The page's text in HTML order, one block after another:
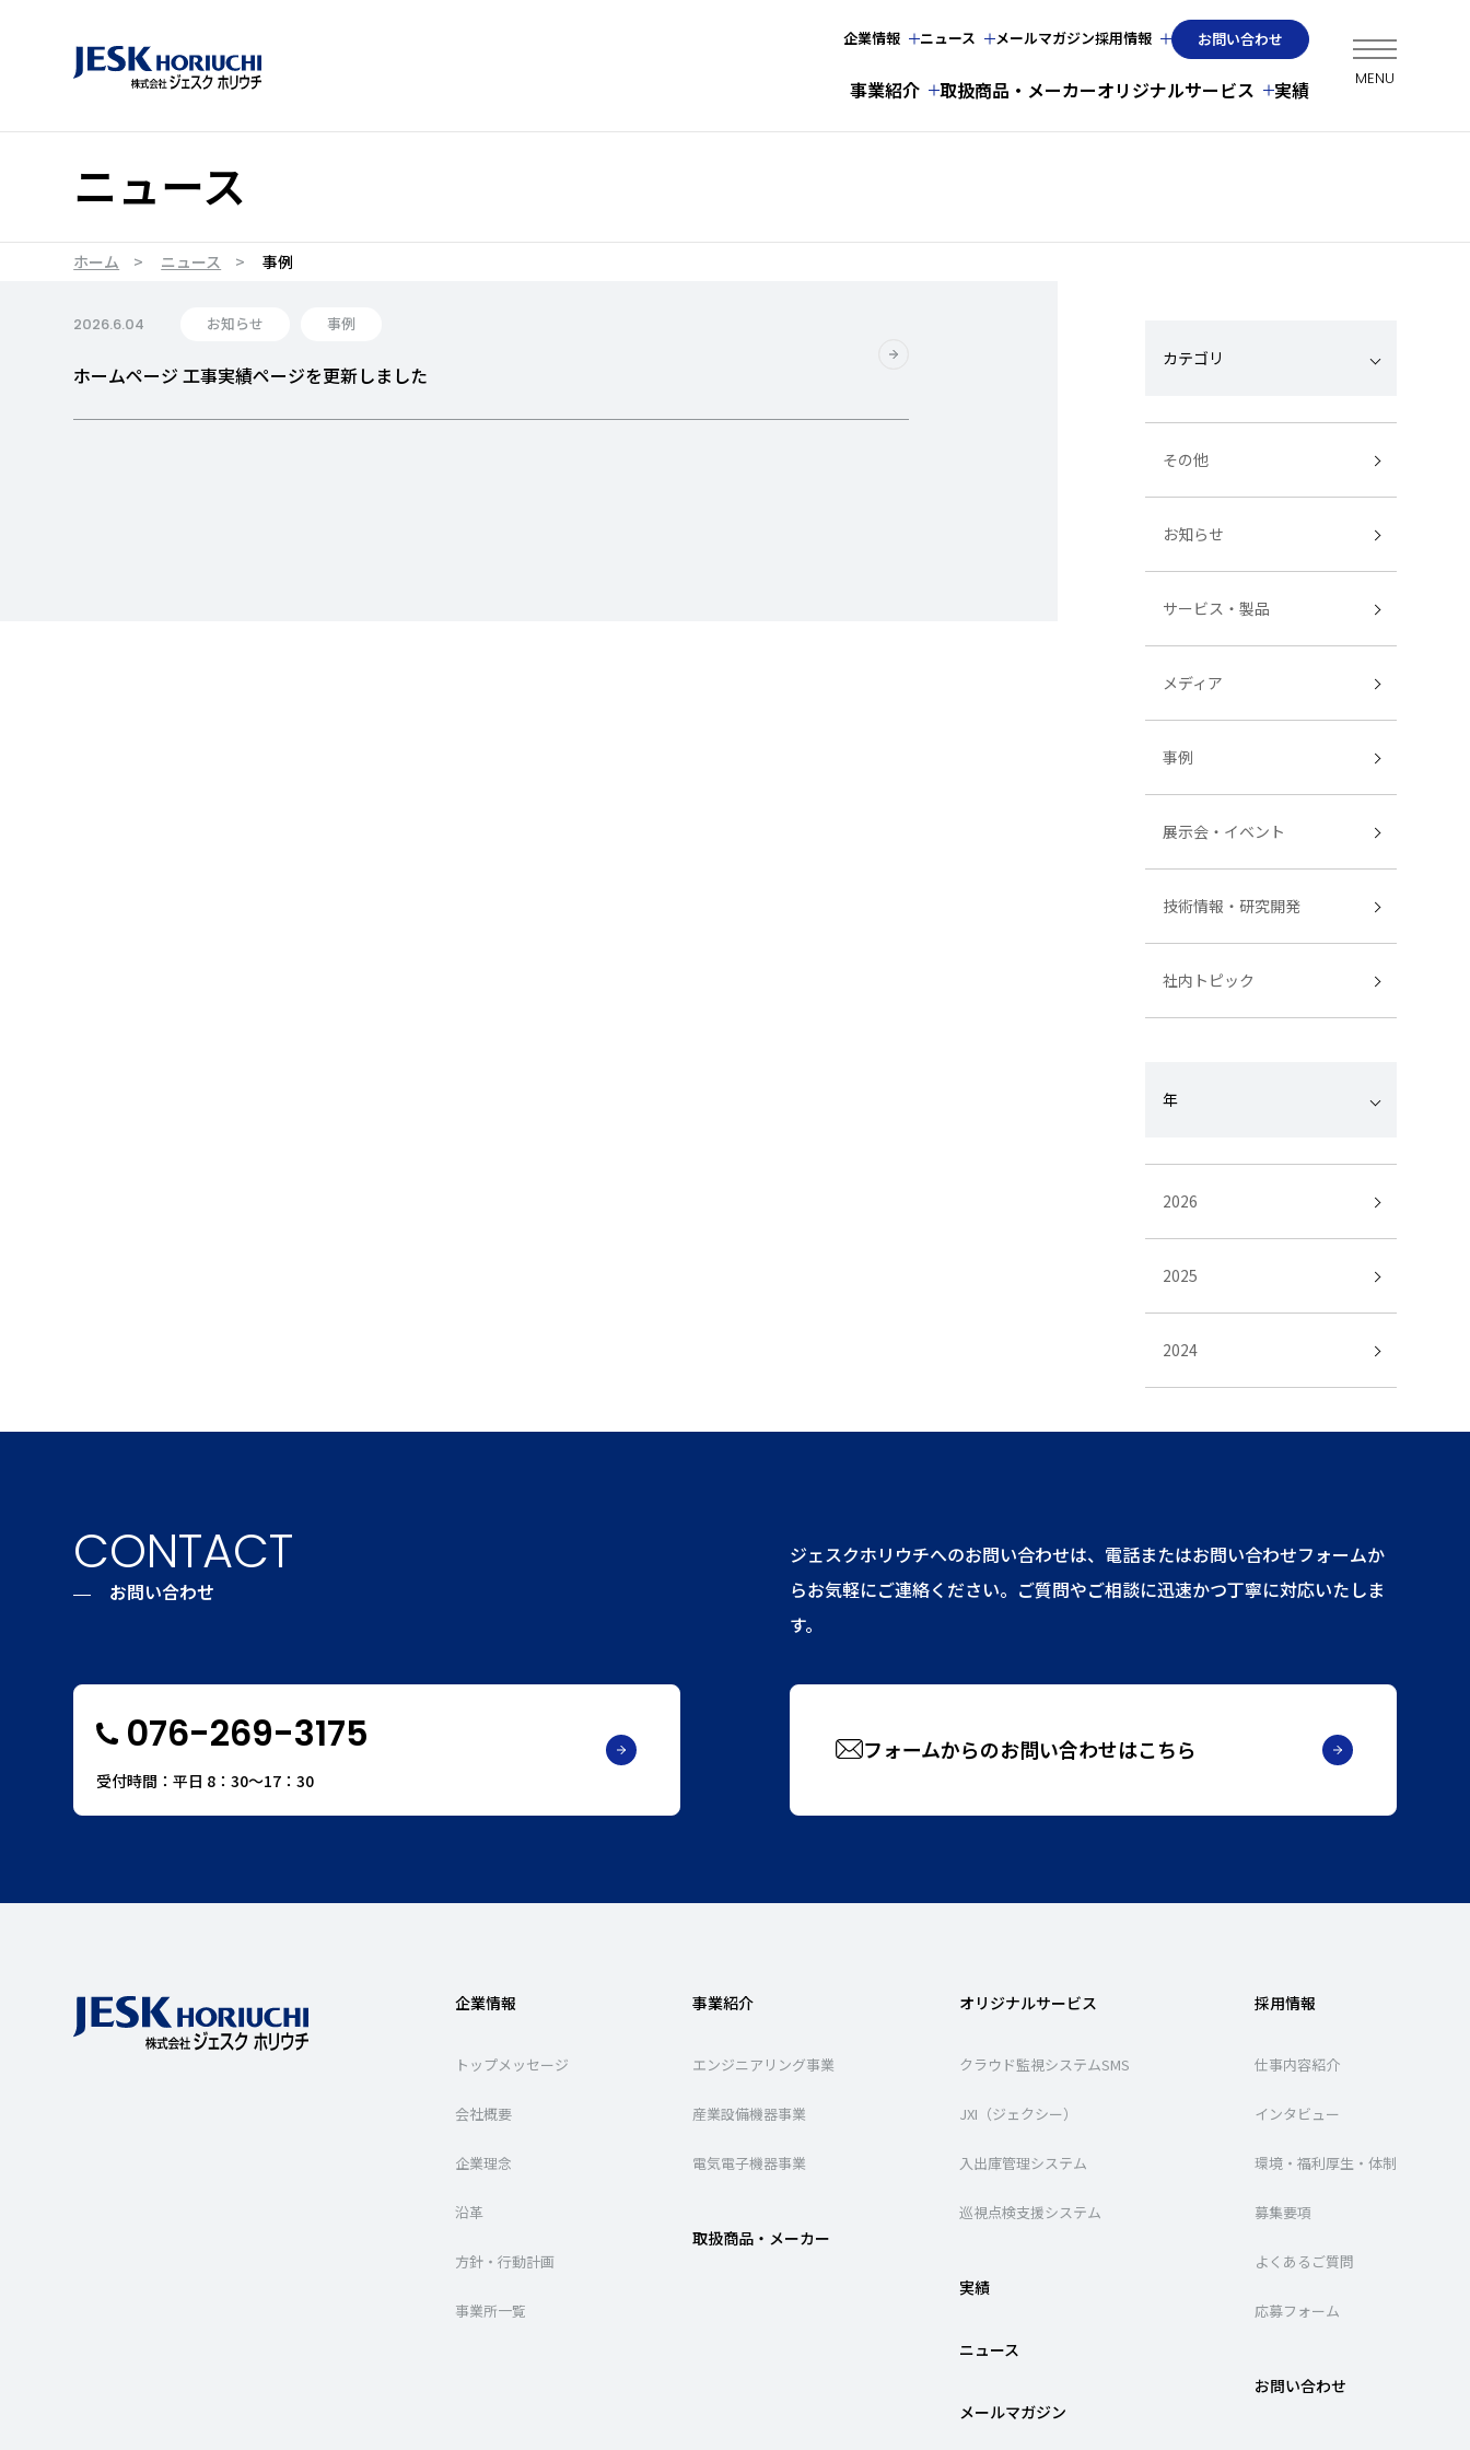
企業情報 ニュース メールマガジン採用情報 お問い合わせ
事業紹介 取扱商品・メーカーオリジナルサービス 実績
ニュース
ホーム ニュース 事例
2026.6.04 お知らせ 事例
ホームページ 工事実績ページを更新しました
カテゴリ
その他
お知らせ
サービス・製品
メディア
事例
展示会・イベント
技術情報・研究開発
社内トピック
年
2026
2025
2024
CONTACT
お問い合わせ
ジェスクホリウチへのお問い合わせは、電話またはお問い合わせフォームか
らお気軽にご連絡ください。ご質問やご相談に迅速かつ丁寧に対応いたしま
す。
076-269-3175
受付時間：平日 8：30〜17：30
フォームからのお問い合わせはこちら
企業情報
トップメッセージ
会社概要
企業理念
沿革
方針・行動計画
事業所一覧
事業紹介
エンジニアリング事業
産業設備機器事業
電気電子機器事業
取扱商品・メーカー
オリジナルサービス
クラウド監視システムSMS
JXI（ジェクシー）
入出庫管理システム
巡視点検支援システム
実績
ニュース
メールマガジン
採用情報
仕事内容紹介
インタビュー
環境・福利厚生・体制
募集要項
よくあるご質問
応募フォーム
お問い合わせ